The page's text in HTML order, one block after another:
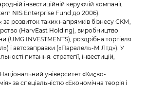
інвестиційній керуючій компанії,
NIS Enterprise Fund до 2006).
за розвиток таких напрямків бізнесу СКМ,
(HarvEast Holding), виробництво
(UMG INVESTMENTS), роздрібна торгівля
і автозаправки («Паралель-М Лтд»). У
питання: стратегії, інвестицій,
університет «Києво-
за спеціальністю «Економічна теорія і